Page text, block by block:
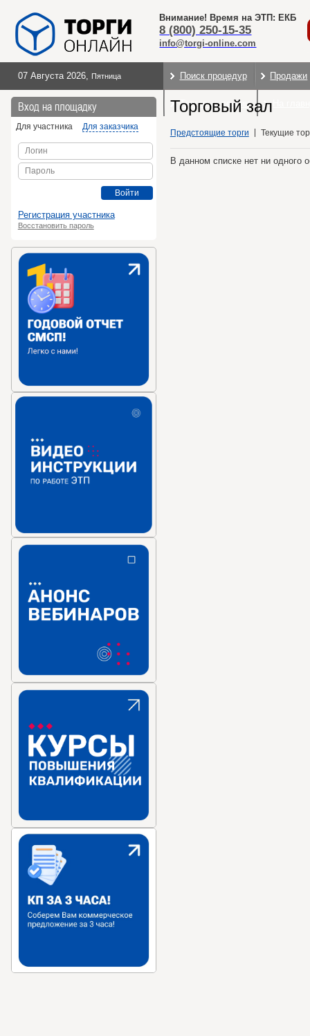
Внимание! Время на ЭТП: ЕКБ
8 (800) 250-15-35
info@torgi-online.com
07 Августа 2026, Пятница Поиск процедур Продажи
Торговые секции
Вход на площадку
Для участника Для заказчика
Логин
Пароль
Войти
Регистрация участника
Восстановить пароль
Торговый зал
Предстоящие торги Текущие
В данном списке нет ни одного